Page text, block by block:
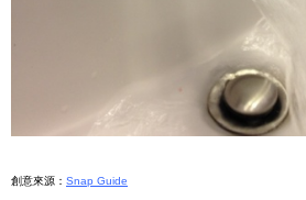
創意來源： Snap Guide